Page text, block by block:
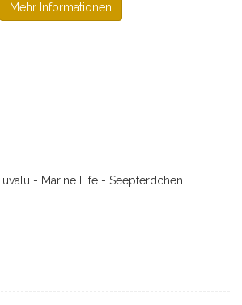
Mehr Informationen